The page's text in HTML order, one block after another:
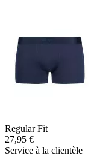
Regular Fit
27,95 €
Service à la clientèle